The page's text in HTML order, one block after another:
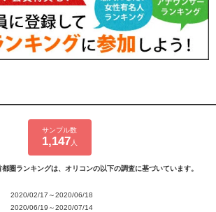
サンプル数
1,147 人
圏ランキングは、オリコンの以下の調査に基づいています。
2020/02/17～2020/06/18
2020/06/19～2020/07/14